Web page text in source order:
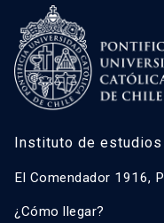
Instituto de
El Comendador 1916,
¿Cómo llegar?